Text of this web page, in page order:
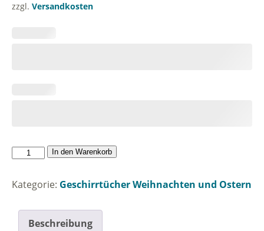
zzgl. Versandkosten
Geschirrtuch
Wiehnachten
Menge
In den Warenkorb
Kategorie: Geschirrtücher Weihnachten und Ostern
Beschreibung